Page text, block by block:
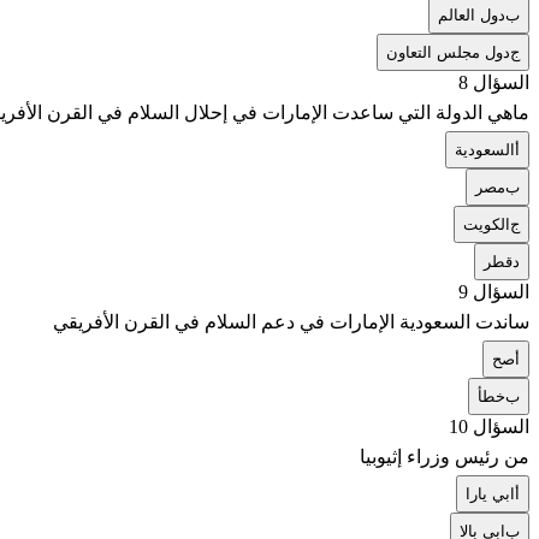
بدول العالم
جدول مجلس التعاون
السؤال 8
ماهي الدولة التي ساعدت الإمارات في إحلال السلام في القرن
أ السعودية
بمصر
ج الكويت
دقطر
السؤال 9
ساندت السعودية الإمارات في دعم السلام في القرن الأفريقي
أصح
بخطأ
السؤال 10
من رئيس وزراء إثيوبيا
أ ابي يارا
ب ابي بالا